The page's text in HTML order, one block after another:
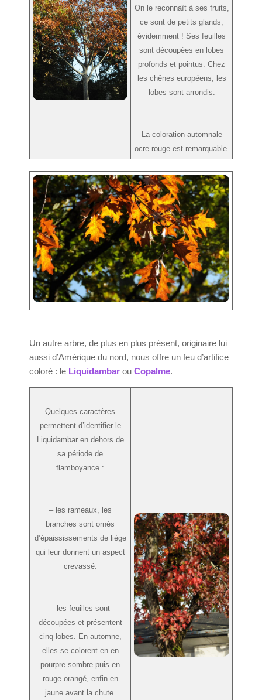
On le reconnaît à ses fruits,
ce sont de petits glands,
évidemment ! Ses feuilles
sont découpées en lobes
profonds et pointus. Chez
les chênes européens, les
lobes sont arrondis.
La coloration automnale
ocre rouge est remarquable.
Un autre arbre, de plus en plus présent, originaire lui
aussi d’Amérique du nord, nous offre un feu d’artifice
coloré : le Liquidambar ou Copalme.
Quelques caractères
permettent d’identifier le
Liquidambar en dehors de
sa période de
flamboyance :
– les rameaux, les
branches sont ornés
d’épaississements de liège
qui leur donnent un aspect
crevassé.
– les feuilles sont
découpées et présentent
cinq lobes. En automne,
elles se colorent en en
pourpre sombre puis en
rouge orangé, enfin en
jaune avant la chute.